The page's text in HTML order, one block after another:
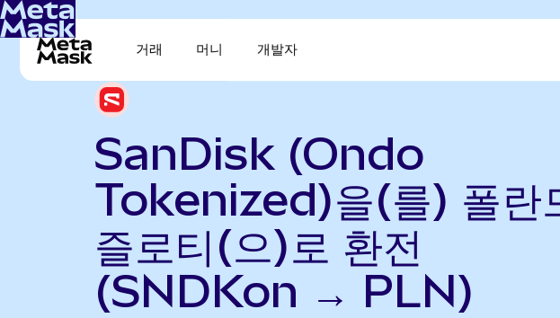
거래 머니 개발자
SanDisk (Ondo
Tokenized)을(를) 폴란
즐로티(으)로 환전
(SNDKon → PLN)